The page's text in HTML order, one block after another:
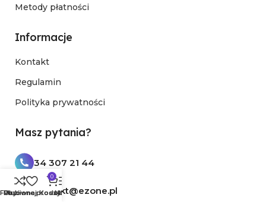
Metody płatności
Informacje
Kontakt
Regulamin
Polityka prywatności
Masz pytania?
34 307 21 44
kontakt@ezone.pl
Filtry
Porównaj
Ulubione produkty
0
KoszykMenu